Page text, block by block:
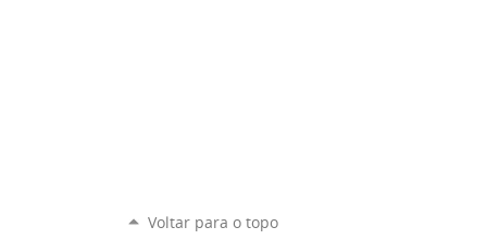
Voltar para o topo